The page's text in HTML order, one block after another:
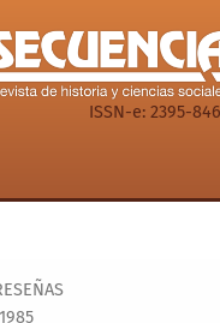
&quot;El pensamiento
ISSN-e: 2395-